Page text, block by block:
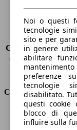
Sedili
Carico sul
Capacità di traino
Capacità di traino
Volume del
Consumi
Emissioni di
Consumo
Noi o questi
tecnologie
sito e per
in genere
abilitare
preferenze
tecnologie
disabilitato.
questi cookie
blocco di
influire sulla